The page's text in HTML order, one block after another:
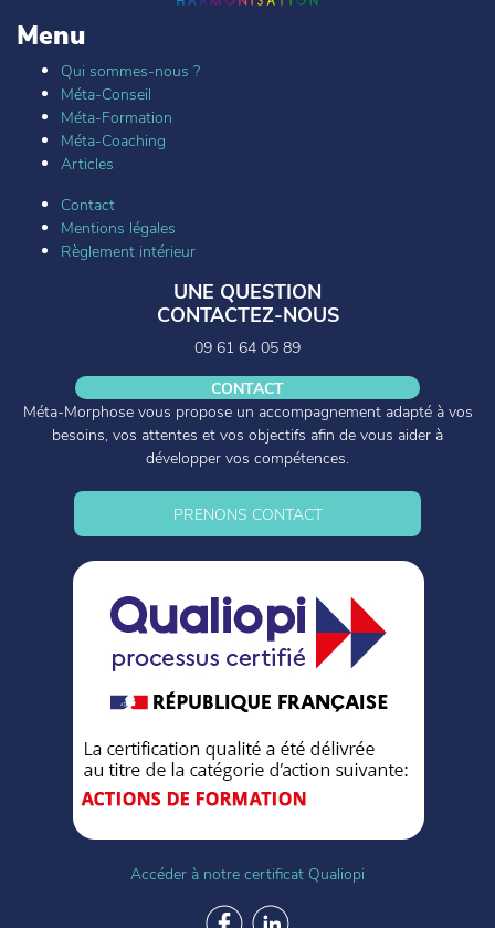
Menu
Qui sommes-nous ?
Méta-Conseil
Méta-Formation
Méta-Coaching
Articles
Contact
Mentions légales
Règlement intérieur
UNE QUESTION
CONTACTEZ-NOUS
09 61 64 05 89
CONTACT
Méta-Morphose vous propose un accompagnement adapté à vos
besoins, vos attentes et vos objectifs afin de vous aider à
développer vos compétences.
PRENONS CONTACT
Accéder à notre certificat Qualiopi